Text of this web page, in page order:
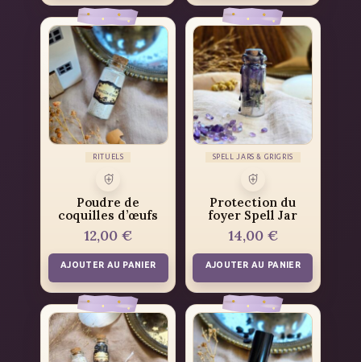
RITUELS
Poudre de
coquilles d’œufs
12,00€
AJOUTER AU PANIER
SPELL JARS & GRIGRIS
Protection du
foyer Spell Jar
14,00 €
AJOUTER AU PANIER